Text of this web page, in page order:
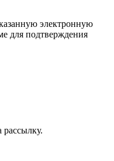
электронную
для подтверждения
рассылку.